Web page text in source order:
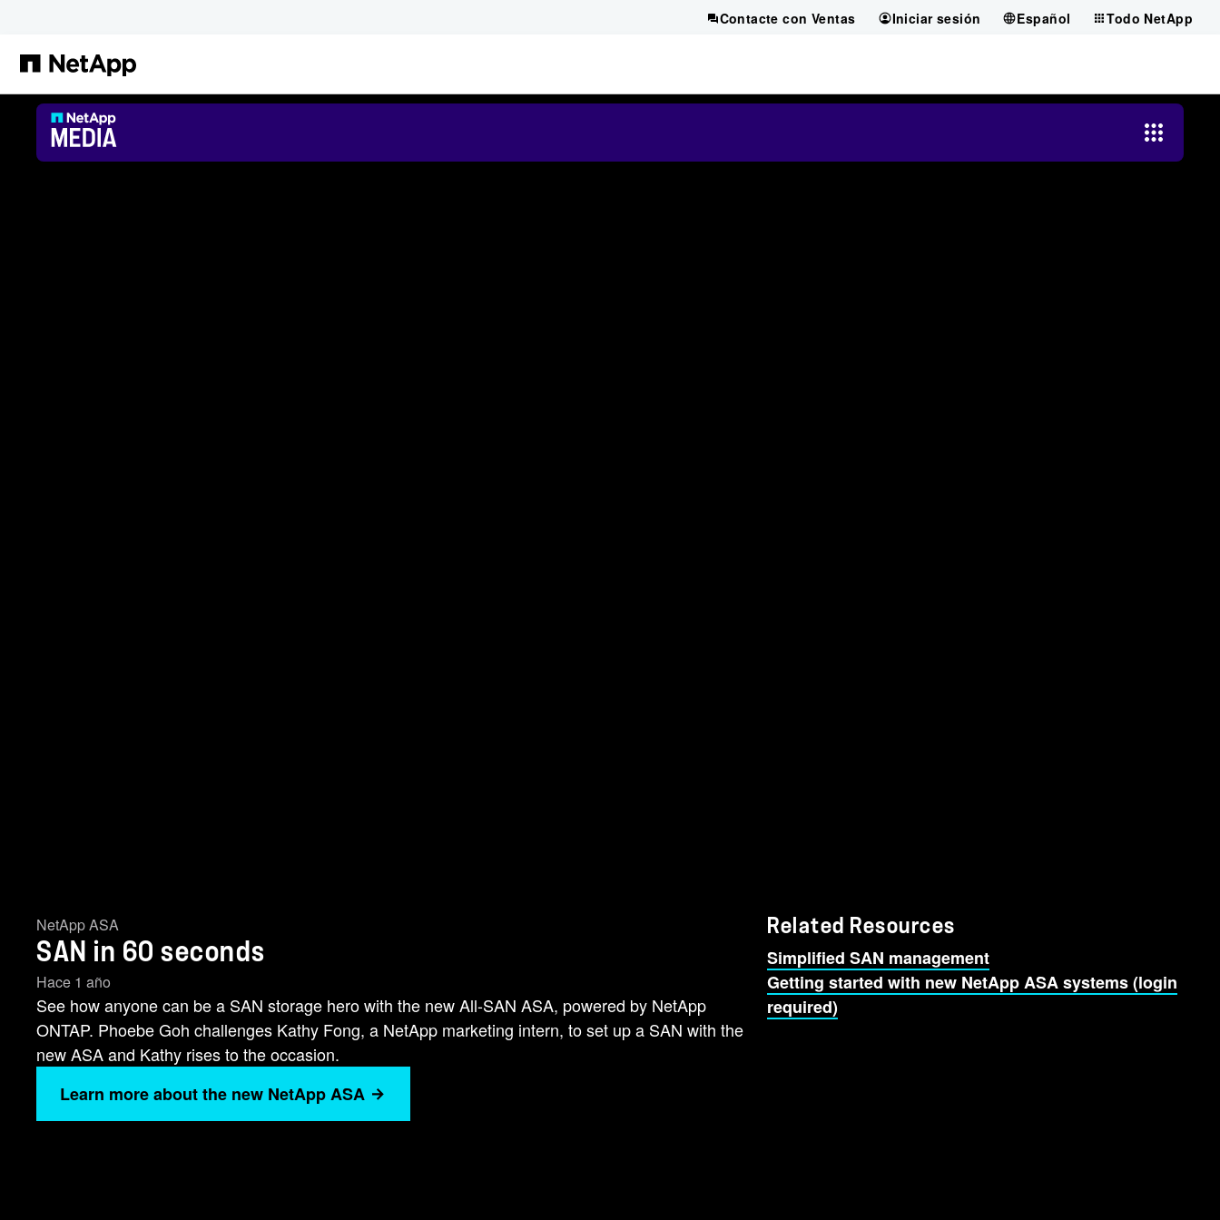
Contacte con Ventas Iniciar sesión Español Todo NetApp
NetApp ASA
SAN in 60 seconds
Hace 1 año
See how anyone can be a SAN storage hero with the new All-SAN ASA, powered by NetApp
ONTAP. Phoebe Goh challenges Kathy Fong, a NetApp marketing intern, to set up a SAN with the
new ASA and Kathy rises to the occasion.
Learn more about the new NetApp ASA
Related Resources
Simplified SAN management
Getting started with new NetApp ASA systems (login
required)